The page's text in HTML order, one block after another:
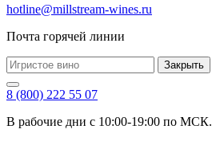
hotline@millstream-wines.ru
Почта горячей линии
Закрыть
8 (800) 222 55 07
В рабочие дни с 10:00-19:00 по МСК.